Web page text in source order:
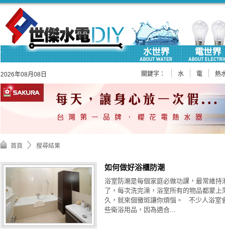
2026年08月08日 關鍵字： 水 電 熱
首頁 搜尋結果
如何做好浴櫃防潮
浴室防潮是每個家庭必做功課，最常維持
了，每次洗完澡，浴室所有的物品都蒙上
久，就來個黴斑讓你煩惱。 不少人浴室
些衛浴用品，因為適合...